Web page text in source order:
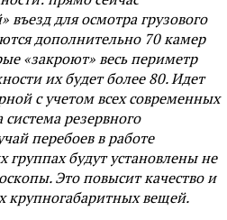
для осмотра грузового
дополнительно 70 камер
«закроют» весь периметр
их будет более 80. Идет
с учетом всех современных
резервного
перебоев в работе
группах будут установлены не
Это повысит качество и
крупногабаритных вещей.